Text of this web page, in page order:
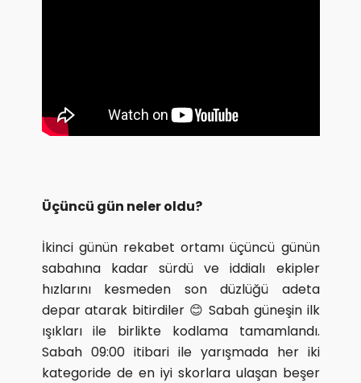
Üçüncü gün neler oldu?
İkinci günün rekabet ortamı üçüncü günün
sabahına kadar sürdü ve iddialı ekipler
hızlarını kesmeden son düzlüğü adeta
depar atarak bitirdiler 😊 Sabah güneşin ilk
ışıkları ile birlikte kodlama tamamlandı.
Sabah 09:00 itibari ile yarışmada her iki
kategoride de en iyi skorlara ulaşan beşer